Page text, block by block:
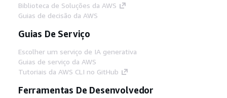
Biblioteca de Soluções da AWS
Guias de decisão da AWS
Guias De Serviço
Escolher um serviço de IA generativa
Guias de serviço da AWS
Tutoriais da AWS CLI no GitHub
Ferramentas De Desenvolvedor